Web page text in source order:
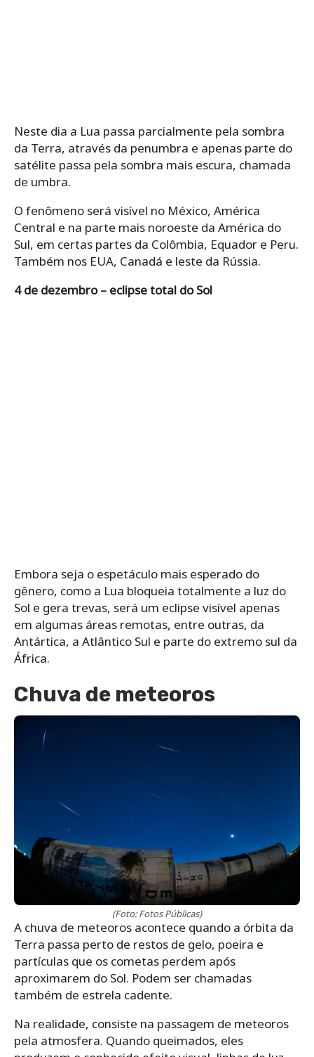
Neste dia a Lua passa parcialmente pela sombra
da Terra, através da penumbra e apenas parte do
satélite passa pela sombra mais escura, chamada
de umbra.
O fenômeno será visível no México, América
Central e na parte mais noroeste da América do
Sul, em certas partes da Colômbia, Equador e Peru.
Também nos EUA, Canadá e leste da Rússia.
4 de dezembro – eclipse total do Sol
Embora seja o espetáculo mais esperado do
gênero, como a Lua bloqueia totalmente a luz do
Sol e gera trevas, será um eclipse visível apenas
em algumas áreas remotas, entre outras, da
Antártica, a Atlântico Sul e parte do extremo sul da
África.
Chuva de meteoros
(Foto: Fotos Públicas)
A chuva de meteoros acontece quando a órbita da
Terra passa perto de restos de gelo, poeira e
partículas que os cometas perdem após
aproximarem do Sol. Podem ser chamadas
também de estrela cadente.
Na realidade, consiste na passagem de meteoros
pela atmosfera. Quando queimados, eles